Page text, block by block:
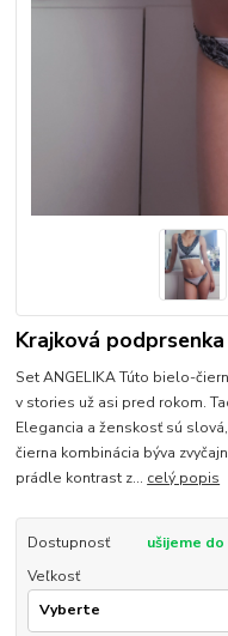
Krajková
Set ANGELIKA Túto bielo-
v stories už asi pred rokom.
Elegancia a ženskosť sú
čierna kombinácia býva
prádle kontrast z... celý popis
Dostupnosť
ušijeme do
Veľkosť